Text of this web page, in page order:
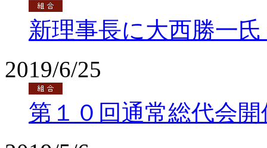
新理事長に大西勝一
2019/6/25
第１０回通常総代会開